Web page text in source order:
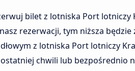
bilet z lotniska Port lotniczy
rezerwacji, tym niższa
z lotniska Port lotniczy
chwili lub bezpośrednio